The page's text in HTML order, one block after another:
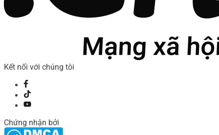
Kết nối với chúng tôi
Chứng nhận bởi